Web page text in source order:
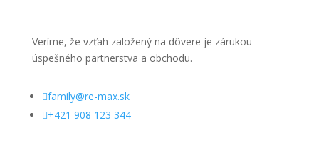
Veríme, že vzťah založený na dôvere je zárukou
úspešného partnerstva a obchodu.
family@re-max.sk
+421 908 123 344